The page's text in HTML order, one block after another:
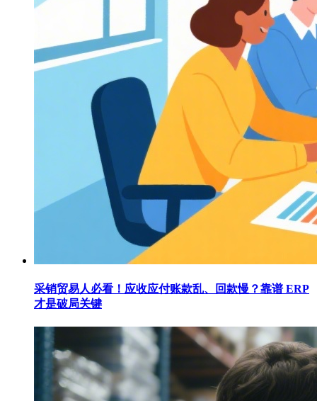
采销贸易人必看！应收应付账款乱、回款慢？靠谱 ERP
才是破局关键